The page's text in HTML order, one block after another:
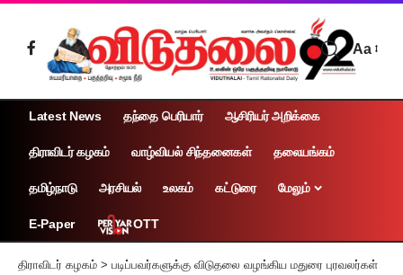
Aa
Latest News தந்தை பெரியார் ஆசிரியர் அறிக்கை
திராவிடர் கழகம் வாழ்வியல் சிந்தனைகள் தலையங்கம்
தமிழ்நாடு அரசியல் உலகம் கட்டுரை மேலும்
E-Paper OTT
திராவிடர் கழகம் > படிப்பவர்களுக்கு விடுதலை வழங்கிய மதுரை புரவலர்கள்